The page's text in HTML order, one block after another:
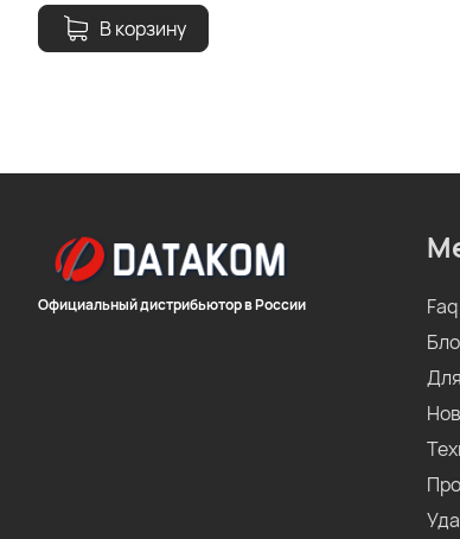
В корзину
Официальный дистрибьютор в России
Faq